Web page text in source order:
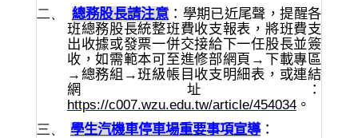
二、
總務股長請注意 ：學期已近尾聲，提醒各
班總務股長統整班費收支報表，將班費支
出收據或發票一併交接給下一任股長並簽
收，如需範本可至進修部網頁→下載專區
→總務組→班級帳目收支明細表，或連結
網址：
https://c007.wzu.edu.tw/article/454034。
三、
學生汽機車停車場重要事項宣導：